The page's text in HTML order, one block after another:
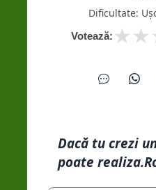
Dificultate:
Votează: ★
★
Dacă tu crezi
poate